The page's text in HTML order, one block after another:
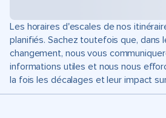
Les horaires d'escales de nos
planifiés. Sachez toutefois que, dans
changement, nous vous
informations utiles et nous nous
la fois les décalages et leur impact